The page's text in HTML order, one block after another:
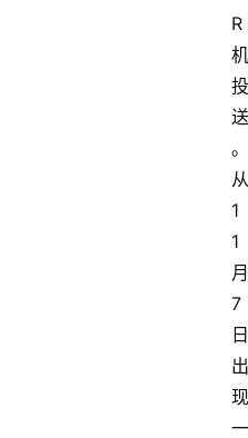
R
机
投
送
。
从
1
1
月
7
日
出
现
一